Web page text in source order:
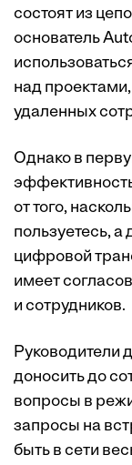
состоят из
основатель
над
удаленных
Однако в
от того,
пользуетесь,
цифровой
имеет
и сотрудников.
Руководители
доносить до
вопросы в
запросы на
быть в сети